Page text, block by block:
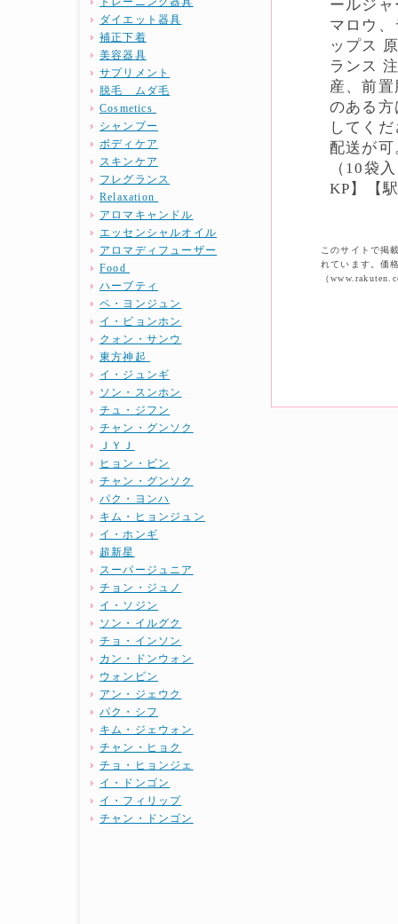
ールジ
マロウ
ップス
ランス
産、前
のある
してく
配送が
（10袋
KP】【
このサイトで掲
れています。価
（
ダイエット器具
補正下着
美容器具
サプリメント
脱毛 ムダ毛
Cosmetics
シャンプー
ボディケア
スキンケア
フレグランス
Relaxation
アロマキャンドル
エッセンシャルオイル
アロマディフューザー
Food
ハーブティ
ペ・ヨンジュン
イ・ビョンホン
クォン・サンウ
東方神起
イ・ジュンギ
ソン・スンホン
チュ・ジフン
チャン・グンソク
ＪＹＪ
ヒョン・ビン
チャン・グンソク
パク・ヨンハ
キム・ヒョンジュン
イ・ホンギ
超新星
スーパージュニア
チョン・ジュノ
イ・ソジン
ソン・イルグク
チョ・インソン
カン・ドンウォン
ウォンビン
アン・ジェウク
パク・シフ
キム・ジェウォン
チャン・ヒョク
チョ・ヒョンジェ
イ・ドンゴン
イ・フィリップ
チャン・ドンゴン